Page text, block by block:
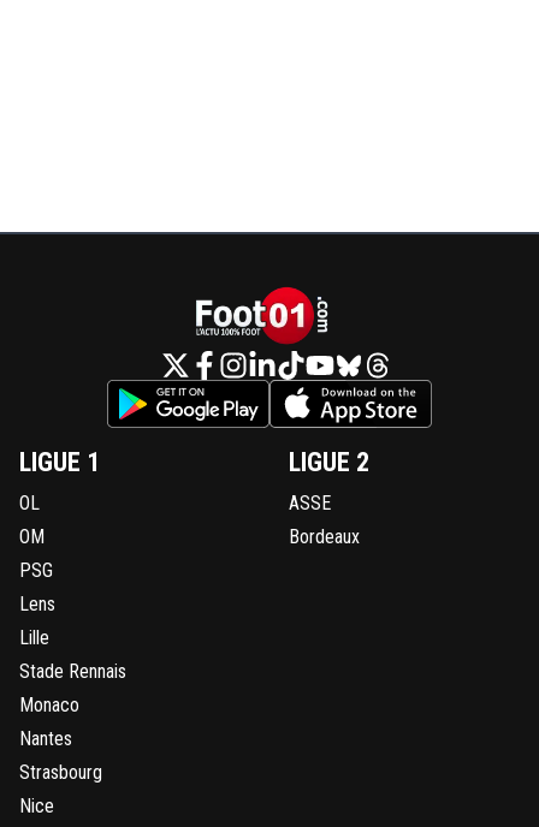
LIGUE 1
OL
OM
PSG
Lens
Lille
Stade Rennais
Monaco
Nantes
Strasbourg
Nice
LIGUE 2
ASSE
Bordeaux